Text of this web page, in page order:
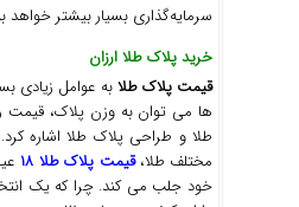
سرمایه‌گذاری بسیار بیشتر خواهد
خرید پلاک طلا ارزان
قیمت پلاک طلابه عوامل زیادی
ها می توان به وزن پلاک، قیمت
طلا و طراحی پلاک طلا اشاره
مختلف طلا،قیمت پلاک طلا ۱۸
خود جلب می کند. چرا که یک